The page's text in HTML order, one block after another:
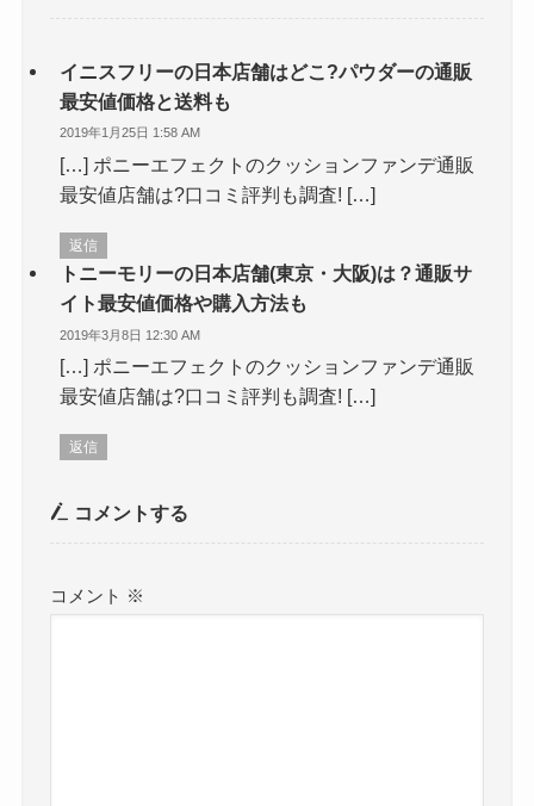
イニスフリーの日本店舗はどこ?パウダーの通販
最安値価格と送料も
2019年1月25日 1:58 AM
[…] ポニーエフェクトのクッションファンデ通販
最安値店舗は?口コミ評判も調査! […]
返信
トニーモリーの日本店舗(東京・大阪)は？通販サ
イト最安値価格や購入方法も
2019年3月8日 12:30 AM
[…] ポニーエフェクトのクッションファンデ通販
最安値店舗は?口コミ評判も調査! […]
返信
コメントする
コメント ※